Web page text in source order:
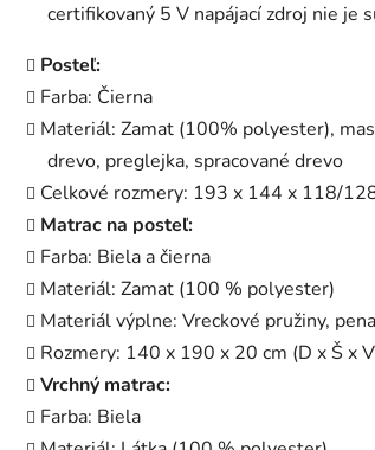
certifikovaný 5 V napájací zdroj nie je
Posteľ:
Farba: Čierna
Materiál: Zamat (100% polyester),
drevo, preglejka, spracované drevo
Celkové rozmery: 193 x 144 x 118/
Matrac na posteľ:
Farba: Biela a čierna
Materiál: Zamat (100 % polyester)
Materiál výplne: Vreckové pružiny, pena
Rozmery: 140 x 190 x 20 cm (D x Š x
Vrchný matrac:
Farba: Biela